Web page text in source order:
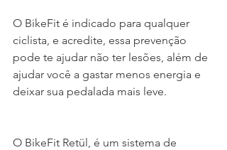
O BikeFit é indicado para qualquer
ciclista, e acredite, essa prevenção
pode te ajudar não ter lesões, além de
ajudar você a gastar menos energia e
deixar sua pedalada mais leve.
O BikeFit Retül, é um sistema de